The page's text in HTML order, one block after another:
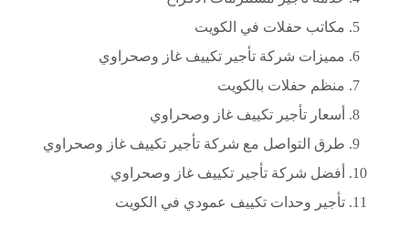
مكاتب حفلات في الكويت
مميزات شركة تأجير تكييف غاز وصحراوي
منظم حفلات بالكويت
أسعار تأجير تكييف غاز وصحراوي
طرق التواصل مع شركة تأجير تكييف غاز وصحراوي
أفضل شركة تأجير تكييف غاز وصحراوي
تأجير وحدات تكييف عمودي في الكويت